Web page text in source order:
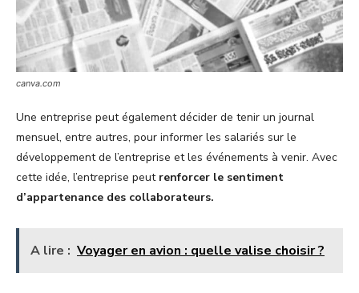
canva.com
Une entreprise peut également décider de tenir un journal
mensuel, entre autres, pour informer les salariés sur le
développement de l’entreprise et les événements à venir. Avec
cette idée, l’entreprise peut renforcer le sentiment
d’appartenance des collaborateurs.
A lire : Voyager en avion : quelle valise choisir ?